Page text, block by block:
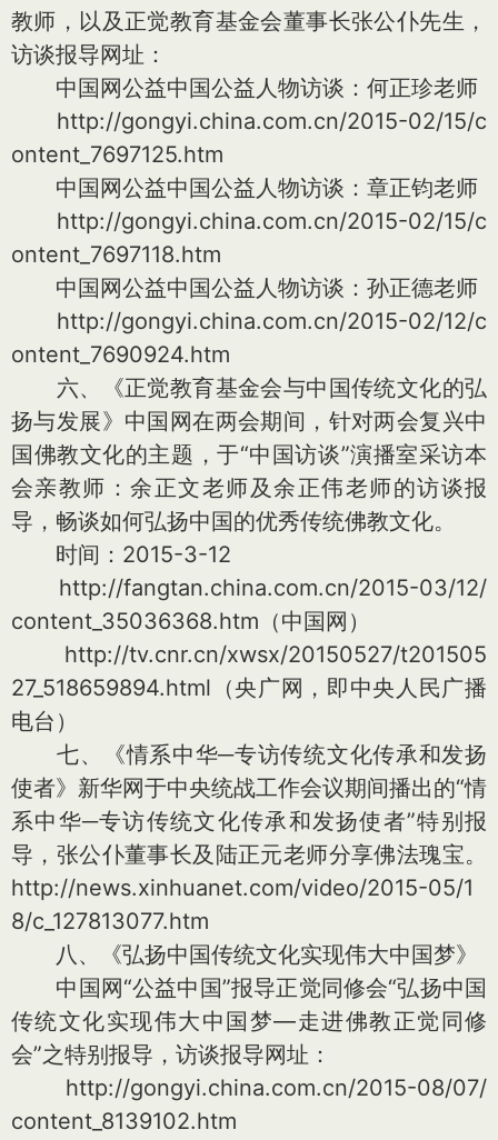
教师，以及正觉教育基金会董事长张公仆先生，
访谈报导网址：
中国网公益中国公益人物访谈：何正珍老师
http://gongyi.china.com.cn/2015-02/15/c
ontent_7697125.htm
中国网公益中国公益人物访谈：章正钧老师
http://gongyi.china.com.cn/2015-02/15/c
ontent_7697118.htm
中国网公益中国公益人物访谈：孙正德老师
http://gongyi.china.com.cn/2015-02/12/c
ontent_7690924.htm
六、《正觉教育基金会与中国传统文化的弘
扬与发展》中国网在两会期间，针对两会复兴中
国佛教文化的主题，于“中国访谈”演播室采访本
会亲教师：余正文老师及余正伟老师的访谈报
导，畅谈如何弘扬中国的优秀传统佛教文化。
时间：2015-3-12
http://fangtan.china.com.cn/2015-03/12/
content_35036368.htm（中国网）
http://tv.cnr.cn/xwsx/20150527/t201505
27_518659894.html（央广网，即中央人民广播
电台）
七、《情系中华─专访传统文化传承和发扬
使者》新华网于中央统战工作会议期间播出的“情
系中华─专访传统文化传承和发扬使者”特别报
导，张公仆董事长及陆正元老师分享佛法瑰宝。
http://news.xinhuanet.com/video/2015-05/1
8/c_127813077.htm
八、《弘扬中国传统文化实现伟大中国梦》
中国网“公益中国”报导正觉同修会“弘扬中国
传统文化实现伟大中国梦—走进佛教正觉同修
会”之特别报导，访谈报导网址：
http://gongyi.china.com.cn/2015-08/07/
content_8139102.htm